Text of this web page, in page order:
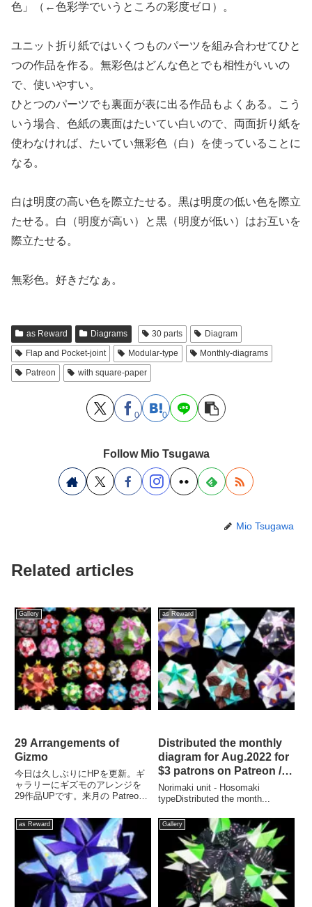
色」（←色彩学でいうところの彩度ゼロ）。
ユニット折り紙ではいくつものパーツを組み合わせてひと
つの作品を作る。無彩色はどんな色とでも相性がいいの
で、使いやすい。
ひとつのパーツでも裏面が表に出る作品もよくある。こう
いう場合、色紙の裏面はたいてい白いので、両面折り紙を
使わなければ、たいてい無彩色（白）を使っていることに
なる。
白は明度の高い色を際立たせる。黒は明度の低い色を際立
たせる。白（明度が高い）と黒（明度が低い）はお互いを
際立たせる。
無彩色。好きだなぁ。
as Reward Diagrams 30 parts
Diagram
Flap and Pocket-joint
Modular-type
Monthly-diagrams
Patreon
with square-paper
0 0
Follow Mio Tsugawa
Mio Tsugawa
Related articles
Gallery
29 Arrangements of
Gizmo
今日は久しぶりにHPを更新。ギ
ャラリーにギズモのアレンジを
29作品UPです。来月の Patreon
as Reward
Distributed the monthly
diagram for Aug.2022 for
$3 patrons on Patreon /
2022年8月のマンスリー折
り図が配信されました。
Norimaki unit - Hosomaki
typeDistributed the month...
as Reward Gallery